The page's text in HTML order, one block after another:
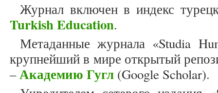
Журнал включен в индекс
Turkish Education.
Метаданные журнала «Studia
крупнейший в мире открытый
–Академию Гугл (Google Scholar).